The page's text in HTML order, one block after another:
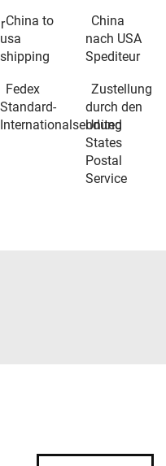
China to
usa
shipping
China
nach USA
Spediteur
Fedex
Standard-
Internationalsendung
Zustellung
durch den
United
States
Postal
Service